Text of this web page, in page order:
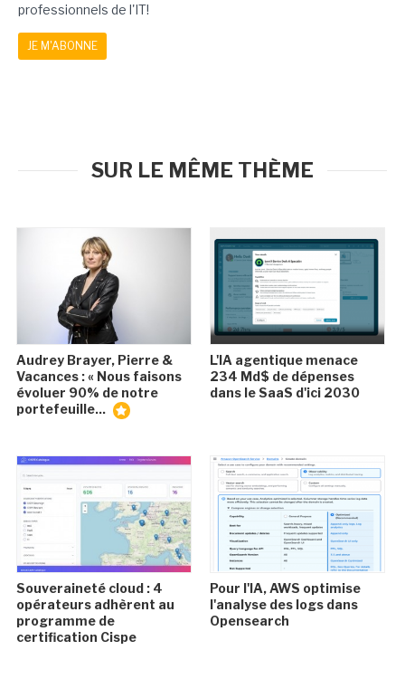
professionnels de l'IT!
JE M'ABONNE
SUR LE MÊME THÈME
Audrey Brayer, Pierre &
Vacances : « Nous faisons
évoluer 90% de notre
portefeuille...
L'IA agentique menace
234 Md$ de dépenses
dans le SaaS d'ici 2030
Souveraineté cloud : 4
opérateurs adhèrent au
programme de
certification Cispe
Pour l'IA, AWS optimise
l'analyse des logs dans
Opensearch